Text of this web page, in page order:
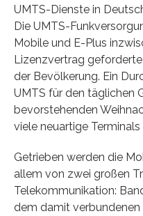
UMTS-Dienste in
Die UMTS-
Mobile und E-Plus
Lizenzvertrag
der Bevölkerung. Ein
UMTS für den täglichen
bevorstehenden
viele neuartige
Getrieben werden die
allem von zwei großen
Telekommunikation:
dem damit verbundenen